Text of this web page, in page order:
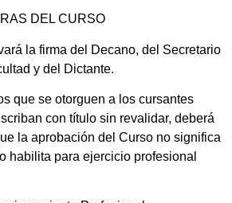
DEL CURSO
la firma del Decano, del Secretario
y del Dictante.
que se otorguen a los cursantes
con título sin revalidar, deberá
la aprobación del Curso no significa
habilita para ejercicio profesional